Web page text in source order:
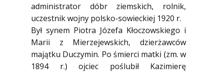
Badacze
Społecznicy
administrator dóbr ziemskich, rolnik,
uczestnik wojny polsko-sowieckiej 1920 r.
Był synem Piotra Józefa Kłoczowskiego i
Marii z Mierzejewskich, dzierżawców
majątku Duczymin. Po śmierci matki (zm. w
1894 r.) ojciec poślubił Kazimierę